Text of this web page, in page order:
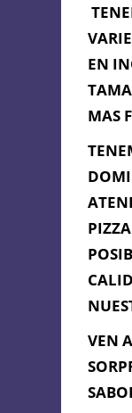
EN
MAS
VEN
C/
Cádiz,
856